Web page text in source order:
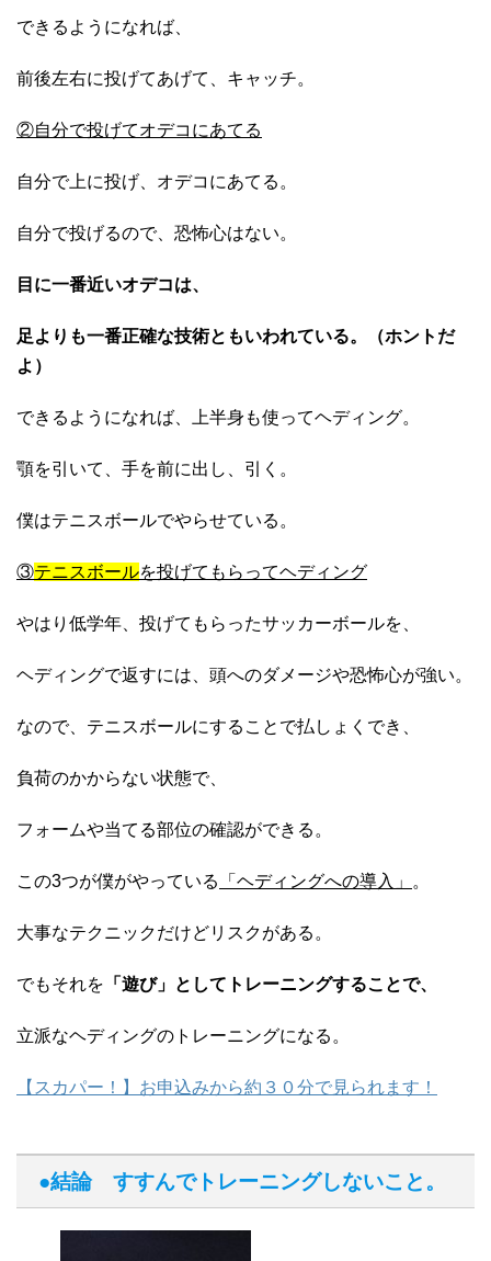
できるようになれば、
前後左右に投げてあげて、キャッチ。
②自分で投げてオデコにあてる
自分で上に投げ、オデコにあてる。
自分で投げるので、恐怖心はない。
目に一番近いオデコは、
足よりも一番正確な技術ともいわれている。（ホントだ
よ）
できるようになれば、上半身も使ってヘディング。
顎を引いて、手を前に出し、引く。
僕はテニスボールでやらせている。
③テニスボールを投げてもらってヘディング
やはり低学年、投げてもらったサッカーボールを、
ヘディングで返すには、頭へのダメージや恐怖心が強い。
なので、テニスボールにすることで払しょくでき、
負荷のかからない状態で、
フォームや当てる部位の確認ができる。
この3つが僕がやっている 「ヘディングへの導入」 。
大事なテクニックだけどリスクがある。
でもそれを 「遊び」としてトレーニングすることで、
立派なヘディングのトレーニングになる。
【スカパー！】お申込みから約３０分で見られます！
●結論 すすんでトレーニングしないこと。